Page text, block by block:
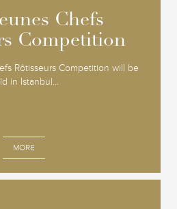
Chefs
Competition
Rôtisseurs Competition will be
in Istanbul...
MORE
Chefs
Competition